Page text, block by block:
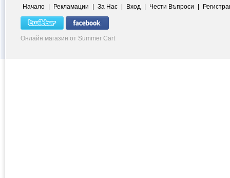
Начало | Рекламации | За Нас | Вход | Чести Въпроси |
Онлайн магазин от Summer Cart